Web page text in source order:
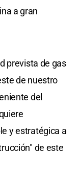
a gran
prevista de gas
de nuestro
del
y estratégica a
de este